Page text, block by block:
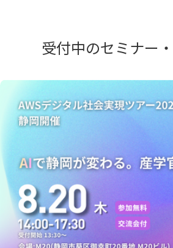
受付中のセミナー